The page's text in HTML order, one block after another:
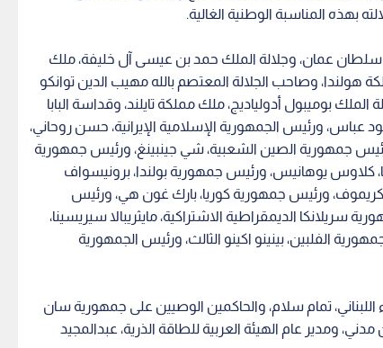
بهذه المناسبة الوطنية الغالية.
سلطان عمان، وجلالة الملك حمد بن عيسى آل خليفة، ملك
هولندا، وصاحب الجلالة المعتصم بالله مهيب الدين توانكو
بوميبول أدولياديج، ملك مملكة تايلند، وقداسة البابا
عباس، ورئيس الجمهورية الإسلامية الإيرانية، حسن روحاني،
جمهورية الصين الشعبية، شي جينبينغ، ورئيس جمهورية
كلاوس يوهانيس، ورئيس جمهورية بولندا، برونيسواف
ورئيس جمهورية كوريا، بارك غون هي، ورئيس
سريلانكا الديمقراطية الاشتراكية، مايثريبالا سيريسينا،
الفلبين، بينينو اكينو الثالث، ورئيس الجمهورية
اللبناني، تمام سلام، والحاكمين الوصيين على جمهورية سان
ومدير عام الهيئة العربية للطاقة الذرية، عبدالمجيد